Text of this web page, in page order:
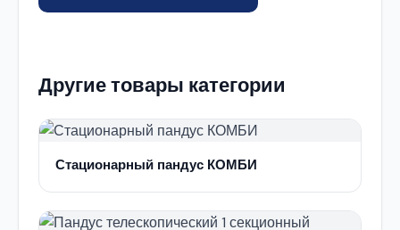
Другие товары категории
Стационарный пандус КОМБИ